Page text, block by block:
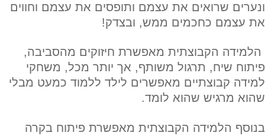
ונערים שרואים את עצמם ותופסים את עצמם וחווים
את עצמם כחכמים ממש, ובצדק!
הלמידה הקבוצתית מאפשרת חיזוקים מהסביבה,
פיתוח שיח, תרגול משותף, אך יותר מכל, משחקי
למידה קבוצתיים מאפשרים לילד ללמוד כמעט מבלי
שהוא מרגיש שהוא לומד.
בנוסף הלמידה הקבוצתית מאפשרת פיתוח בקרה